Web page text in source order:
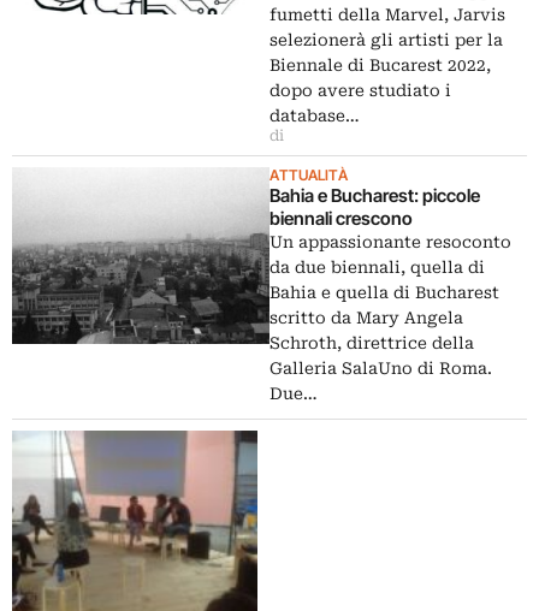
fumetti della Marvel, Jarvis
selezionerà gli artisti per la
Biennale di Bucarest 2022,
dopo avere studiato i
database…
di
ATTUALITÀ
Bahia e Bucharest: piccole
biennali crescono
Un appassionante resoconto
da due biennali, quella di
Bahia e quella di Bucharest
scritto da Mary Angela
Schroth, direttrice della
Galleria SalaUno di Roma.
Due…